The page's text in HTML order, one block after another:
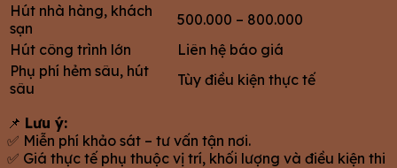
Hút nhà hàng, khách
sạn
500.000 – 800.000
Hút công trình lớn
Liên hệ báo giá
Phụ phí hẻm sâu, hút
sâu
Tùy điều kiện thực tế
📌 Lưu ý:
✅ Miễn phí khảo sát – tư vấn tận nơi.
✅ Giá thực tế phụ thuộc vị trí, khối lượng và điều kiện thi